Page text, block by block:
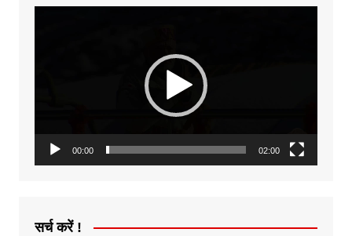
00:00 02:00
सर्च करें !